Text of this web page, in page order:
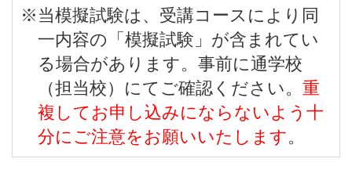
※当模擬試験は、受講コースにより同
一内容の「模擬試験」が含まれてい
る場合があります。事前に通学校
（担当校）にてご確認ください。重
複してお申し込みにならないよう十
分にご注意をお願いいたします。